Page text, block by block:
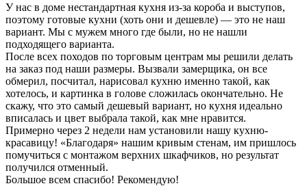
У нас в доме нестандартная кухня из-за короба и выступов,
поэтому готовые кухни (хоть они и дешевле) — это не наш
вариант. Мы с мужем много где были, но не нашли
подходящего варианта.
После всех походов по торговым центрам мы решили делать
на заказ под наши размеры. Вызвали замерщика, он все
обмерил, посчитал, нарисовал кухню именно такой, как
хотелось, и картинка в голове сложилась окончательно. Не
скажу, что это самый дешевый вариант, но кухня идеально
вписалась и цвет выбрала такой, как мне нравится.
Примерно через 2 недели нам установили нашу кухню-
красавицу! «Благодаря» нашим кривым стенам, им пришлось
помучиться с монтажом верхних шкафчиков, но результат
получился отменный.
Большое всем спасибо! Рекомендую!